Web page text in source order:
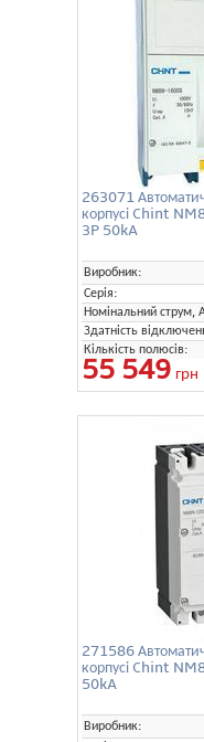
263071
корпусі Chint
3P 50kA
Виробник:
Серія:
Номінальний струм,
Здатність
Кількість полюсів:
55 549 грн
271586
корпусі Chint
50kA
Виробник: